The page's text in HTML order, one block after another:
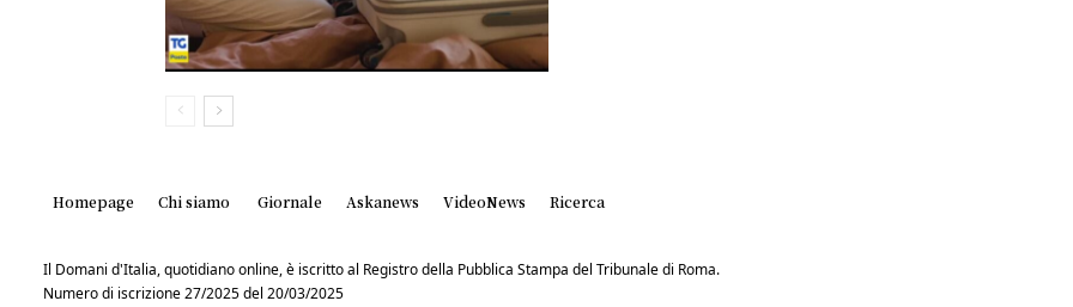
Homepage Chi siamo Giornale Askanews VideoNews Ricerca
Il Domani d'Italia, quotidiano online, è iscritto al Registro della Pubblica Stampa del Tribunale di Roma.
Numero di iscrizione 27/2025 del 20/03/2025